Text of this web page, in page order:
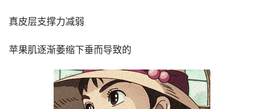
真皮层支撑力减弱
苹果肌逐渐萎缩下垂而导致的